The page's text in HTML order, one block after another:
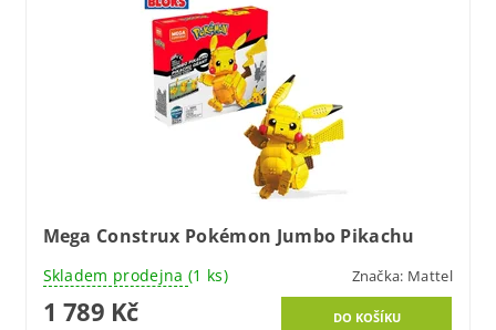
Mega Construx Pokémon Jumbo Pikachu
Skladem prodejna (1 ks) Značka: Mattel
1 789 Kč